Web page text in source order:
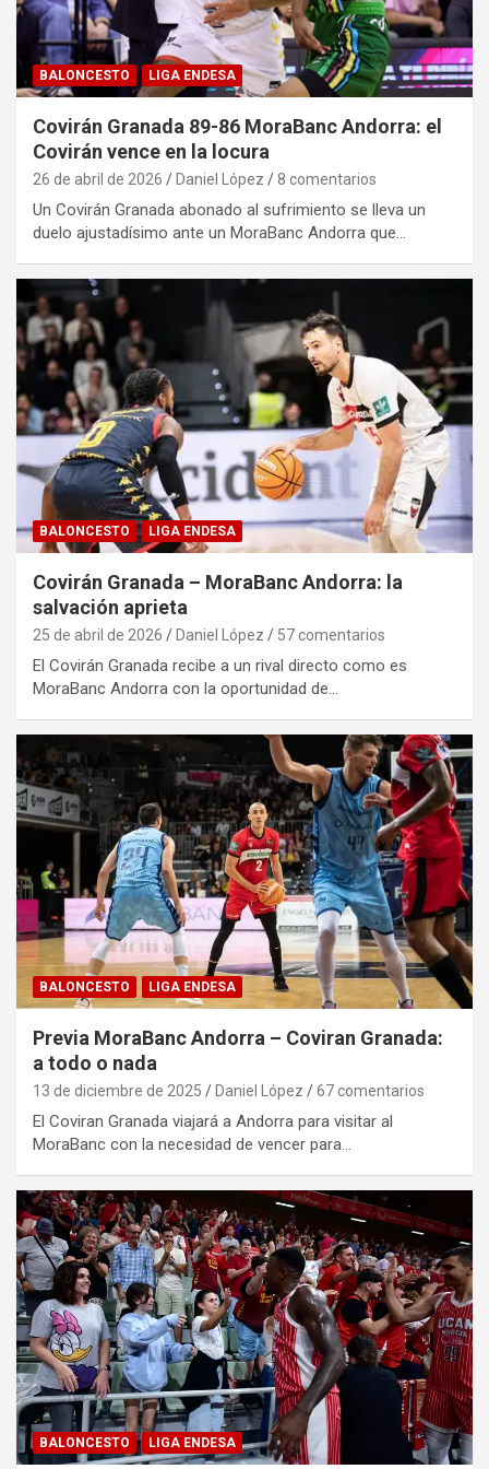
BALONCESTO LIGA ENDESA
Covirán Granada 89-86 MoraBanc Andorra: el
Covirán vence en la locura
26 de abril de 2026 Daniel López 8 comentarios
Un Covirán Granada abonado al sufrimiento se lleva un
duelo ajustadísimo ante un MoraBanc Andorra que…
BALONCESTO LIGA ENDESA
Covirán Granada – MoraBanc Andorra: la
salvación aprieta
25 de abril de 2026 Daniel López 57 comentarios
El Covirán Granada recibe a un rival directo como es
MoraBanc Andorra con la oportunidad de…
BALONCESTO LIGA ENDESA
Previa MoraBanc Andorra – Coviran Granada:
a todo o nada
13 de diciembre de 2025 Daniel López 67 comentarios
El Coviran Granada viajará a Andorra para visitar al
MoraBanc con la necesidad de vencer para…
BALONCESTO LIGA ENDESA